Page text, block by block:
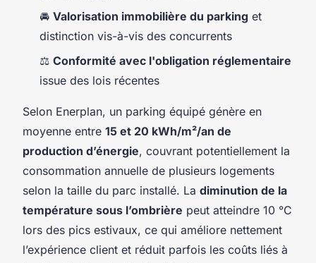
🚘 Valorisation immobilière du parking et
distinction vis-à-vis des concurrents
⚖️ Conformité avec l'obligation réglementaire
issue des lois récentes
Selon Enerplan, un parking équipé génère en
moyenne entre 15 et 20 kWh/m²/an de
production d’énergie, couvrant potentiellement la
consommation annuelle de plusieurs logements
selon la taille du parc installé. La diminution de la
température sous l’ombrière peut atteindre 10 °C
lors des pics estivaux, ce qui améliore nettement
l’expérience client et réduit parfois les coûts liés à